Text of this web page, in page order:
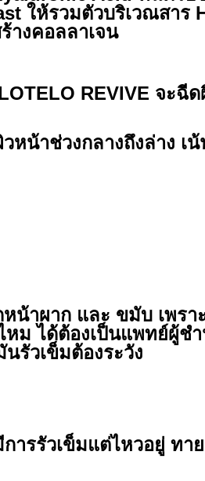
ให้รวมตัวบริเวณสาร
างคอลลาเจน⁣⁣
REVIVE จะฉี
หน้าช่วงกลางถึงล่าง เ
น้าผาก และ ขมับ เพราะ
หม ได้ต้องเป็นแพทย์ผู้ช
รัวเข็มต้องระวัง⁣⁣
ารรัวเข็มแต่ไหวอยู่ ทา